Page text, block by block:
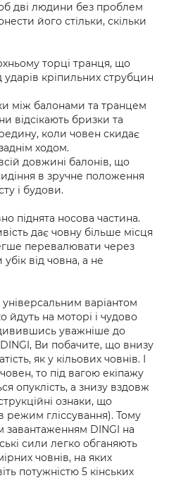
дві людини без проблем
його стільки, скільки
торці транця, що
ударів кріпильних струбцин
між балонами та транцем
відсікають бризки та
коли човен скидає
ходом.
довжині балонів, що
в зручне положення
і будови.
піднята носова частина.
дає човну більше місця
перевалювати через
від човна, а не
універсальним варіантом
йдуть на моторі і чудово
уважніше до
Ви побачите, що внизу
як у кільових човнів. І
то під вагою екіпажу
опуклість, а знизу вздовж
ознаки, що
режим гліссування). Тому
DINGI на
сили легко обганяють
човнів, на яких
потужністю 5 кінських